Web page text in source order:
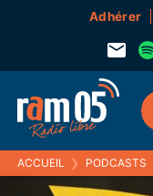
Adhérer
ACCUEIL ❯ PODCASTS